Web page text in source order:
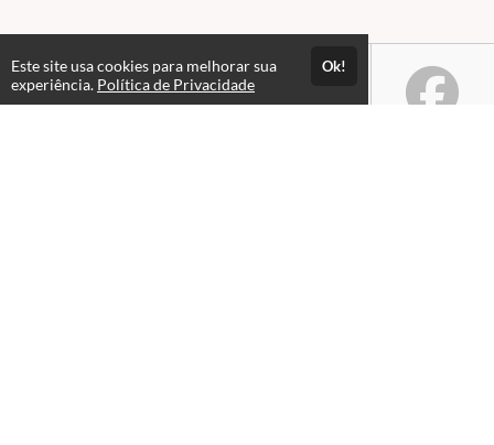
Este site usa cookies para melhorar sua
experiência. Política de Privacidade
Ok!